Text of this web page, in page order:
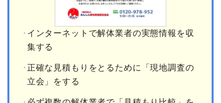
インターネットで解体業者の実態情報を収
集する
正確な見積もりをとるために「現地調査の
立会」をする